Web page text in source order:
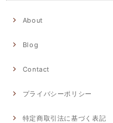
About
Blog
Contact
プライバシーポリシー
特定商取引法に基づく表記